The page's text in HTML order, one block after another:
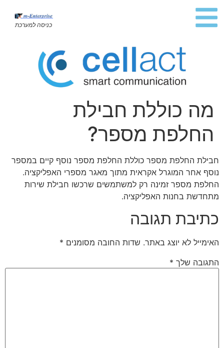
כניסה למערכת
מה כוללת חבילת
החלפת מספר?
חבילת החלפת מספר כוללת החלפת מספר נוסף קיים במספר
נוסף אחר המוגרל אקראית מתוך מאגר מספרי האפליקציה.
החלפת מספר זמינה רק למשתמשים שרכשו חבילת שירות
מתחדשת בחנות האפליקציה.
כתיבת תגובה
האימייל לא יוצג באתר. שדות החובה מסומנים *
התגובה שלך *